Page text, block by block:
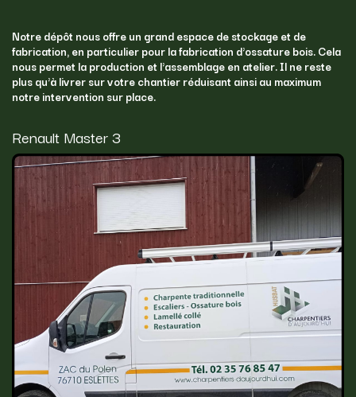
Notre dépôt nous offre un grand espace de stockage et de
fabrication, en particulier pour la fabrication d'ossature bois. Cela
nous permet la production et l'assemblage en atelier. Il ne reste
plus qu'à livrer sur votre chantier réduisant ainsi au maximum
notre intervention sur place.
Renault Master 3